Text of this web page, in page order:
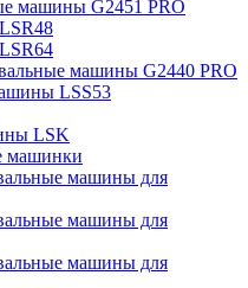
машины G2451 PRO
машины G2440 PRO
LSS53
LSK
машинки
машины для
машины для
машины для